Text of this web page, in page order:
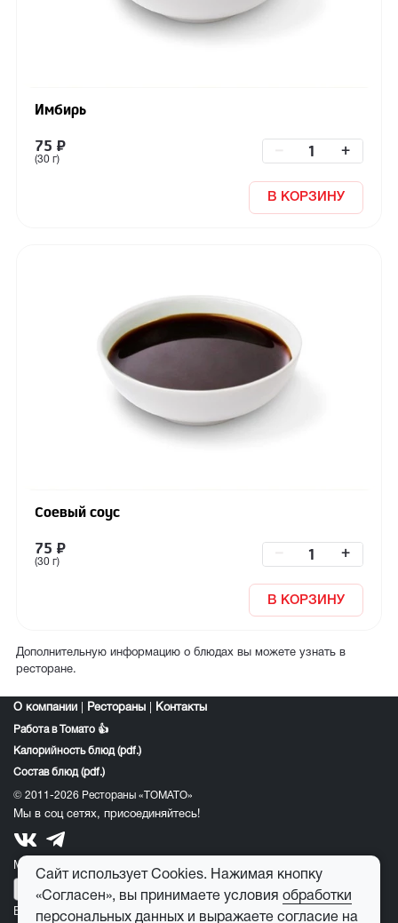
Имбирь
75 ₽
(30 г)
+
В КОРЗИНУ
Соевый соус
75 ₽
(30 г)
+
В КОРЗИНУ
Дополнительную информацию о блюдах вы можете узнать в
ресторане.
О компании Рестораны Контакты
Работа в Томато 👍
Калорийность блюд (pdf.)
Состав блюд (pdf.)
© 2011-2026 Рестораны «ТОМАТО»
Мы в соц сетях, присоединяйтесь!
Мобильное приложение томато:
E-mail для обратной связи: feedback@tomato-pizza.ru
Сайт использует Cookies. Нажимая кнопку
«Согласен», вы принимаете условия обработки
персональных данных и выражаете согласие на